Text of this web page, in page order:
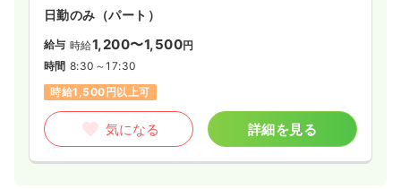
日勤のみ（パート）
給与 時給1,200〜1,500円
時間 8:30～17:30
時給1,500円以上可
気になる 詳細を見る